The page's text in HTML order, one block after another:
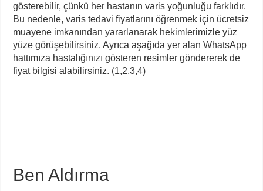
gösterebilir, çünkü her hastanın varis yoğunluğu farklıdır.
Bu nedenle, varis tedavi fiyatlarını öğrenmek için ücretsiz
muayene imkanından yararlanarak hekimlerimizle yüz
yüze görüşebilirsiniz. Ayrıca aşağıda yer alan WhatsApp
hattımıza hastalığınızı gösteren resimler göndererek de
fiyat bilgisi alabilirsiniz. (1,2,3,4)
Ben Aldırma